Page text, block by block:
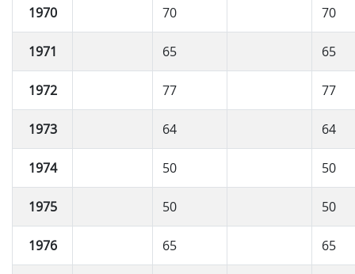
1970 70 70
1971 65 65
1972 77 77
1973 64 64
1974 50 50
1975 50 50
1976 65 65